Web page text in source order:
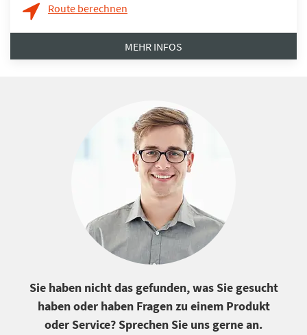
Route berechnen
MEHR INFOS
Sie haben nicht das gefunden, was Sie gesucht
haben oder haben Fragen zu einem Produkt
oder Service? Sprechen Sie uns gerne an.